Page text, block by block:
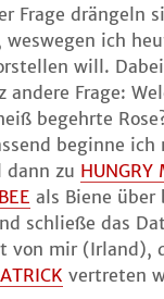
Fra­ge drän­geln
wes­we­gen ich
will.
ande­re Fra­ge:
begehr­te
begin­ne ich
dann zu HUNGRY
als Bie­ne
schlie­ße das
von mir (Irland),
ver­tre­ten